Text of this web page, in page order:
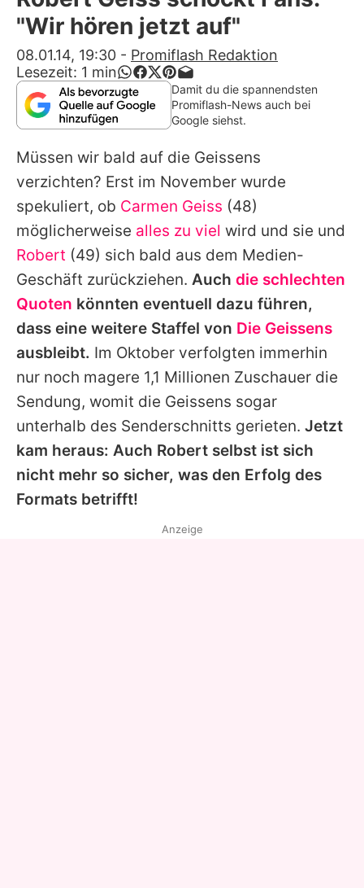
Alle Themen auf Promiflash
App runterladen
Team
Redaktionelle Richtlinien
Impressum
Nutzungsbedingungen
Utiq verwalten
"Wir hören jetzt auf"
08.01.14, 19:30 - Promiflash Redaktion
Lesezeit: 1 min
Damit du die spannendsten
Promiflash-News auch bei
Google siehst.
Müssen wir bald auf die Geissens
verzichten? Erst im November wurde
spekuliert, ob Carmen Geiss (48)
möglicherweise alles zu viel wird und sie und
Robert (49) sich bald aus dem Medien-
Geschäft zurückziehen. Auch die schlechten
Quoten könnten eventuell dazu führen,
dass eine weitere Staffel von Die Geissens
ausbleibt. Im Oktober verfolgten immerhin
nur noch magere 1,1 Millionen Zuschauer die
Sendung, womit die Geissens sogar
unterhalb des Senderschnitts gerieten. Jetzt
kam heraus: Auch Robert selbst ist sich
nicht mehr so sicher, was den Erfolg des
Formats betrifft!
Anzeige